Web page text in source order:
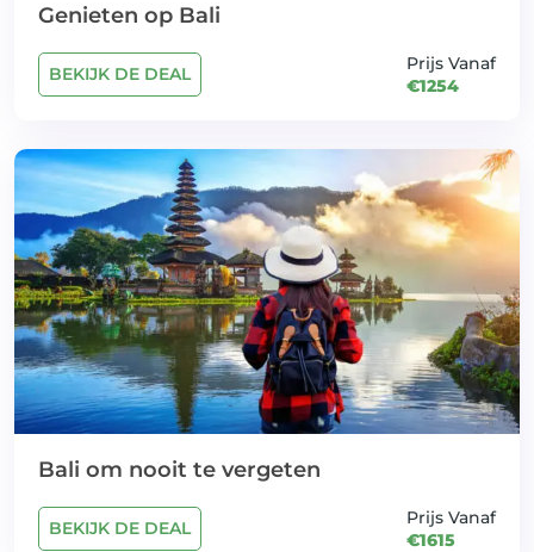
Genieten op Bali
BEKIJK DE DEAL
Prijs Vanaf
€1254
Bali om nooit te vergeten
BEKIJK DE DEAL
Prijs Vanaf
€1615